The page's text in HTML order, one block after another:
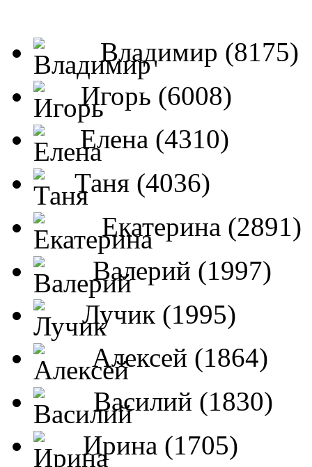
Владимир (8175)
Игорь (6008)
Елена (4310)
Таня (4036)
Екатерина (2891)
Валерий (1997)
Лучик (1995)
Алексей (1864)
Василий (1830)
Ирина (1705)